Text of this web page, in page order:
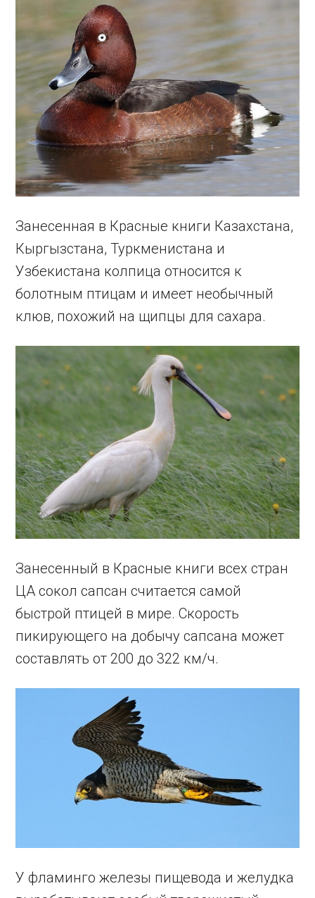
Занесенная в Красные книги Казахстана,
Кыргызстана, Туркменистана и
Узбекистана колпица относится к
болотным птицам и имеет необычный
клюв, похожий на щипцы для сахара.
Занесенный в Красные книги всех стран
ЦА сокол сапсан считается самой
быстрой птицей в мире. Скорость
пикирующего на добычу сапсана может
составлять от 200 до 322 км/ч.
У фламинго железы пищевода и желудка